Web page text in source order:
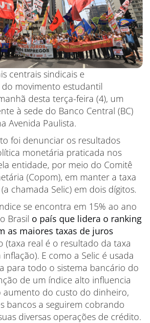
centrais sindicais e
movimento estudantil
desta terça-feira (4), um
à sede do Banco Central (BC)
Avenida Paulista.
foi denunciar os resultados
monetária praticada nos
entidade, por meio do Comitê
(Copom), em manter a taxa
chamada Selic) em dois dígitos.
se encontra em 15% ao ano
Brasil o país que lidera o ranking
as maiores taxas de juros
(taxa real é o resultado da taxa
E como a Selic é usada
para todo o sistema bancário do
de um índice alto influencia
aumento do custo do dinheiro,
bancos a seguirem cobrando
diversas operações de crédito.